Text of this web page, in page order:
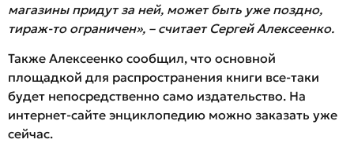
магазины придут за ней, может быть уже поздно,
тираж-то ограничен», – считает Сергей Алексеенко.
Также Алексеенко сообщил, что основной
площадкой для распространения книги все-таки
будет непосредственно само издательство. На
интернет-сайте энциклопедию можно заказать уже
сейчас.